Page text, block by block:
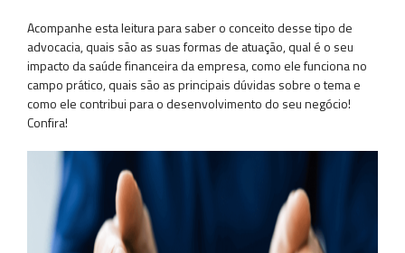
Acompanhe esta leitura para saber o conceito desse tipo de
advocacia, quais são as suas formas de atuação, qual é o seu
impacto da saúde financeira da empresa, como ele funciona no
campo prático, quais são as principais dúvidas sobre o tema e
como ele contribui para o desenvolvimento do seu negócio!
Confira!